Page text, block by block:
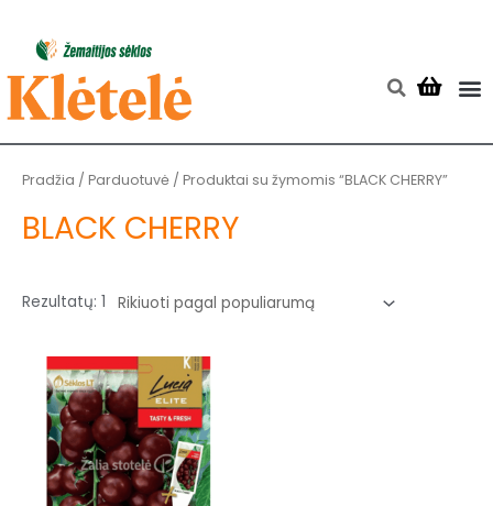
turinio
Pradžia / Parduotuvė / Produktai su žymomis “BLACK CHERRY”
BLACK CHERRY
Rezultatų: 1